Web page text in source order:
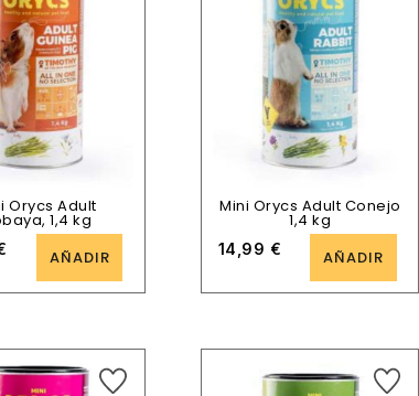
Orycs Adult
1,4 kg
AÑADIR
Mini Orycs Adult Conejo
1,4 kg
14,99 € AÑADIR